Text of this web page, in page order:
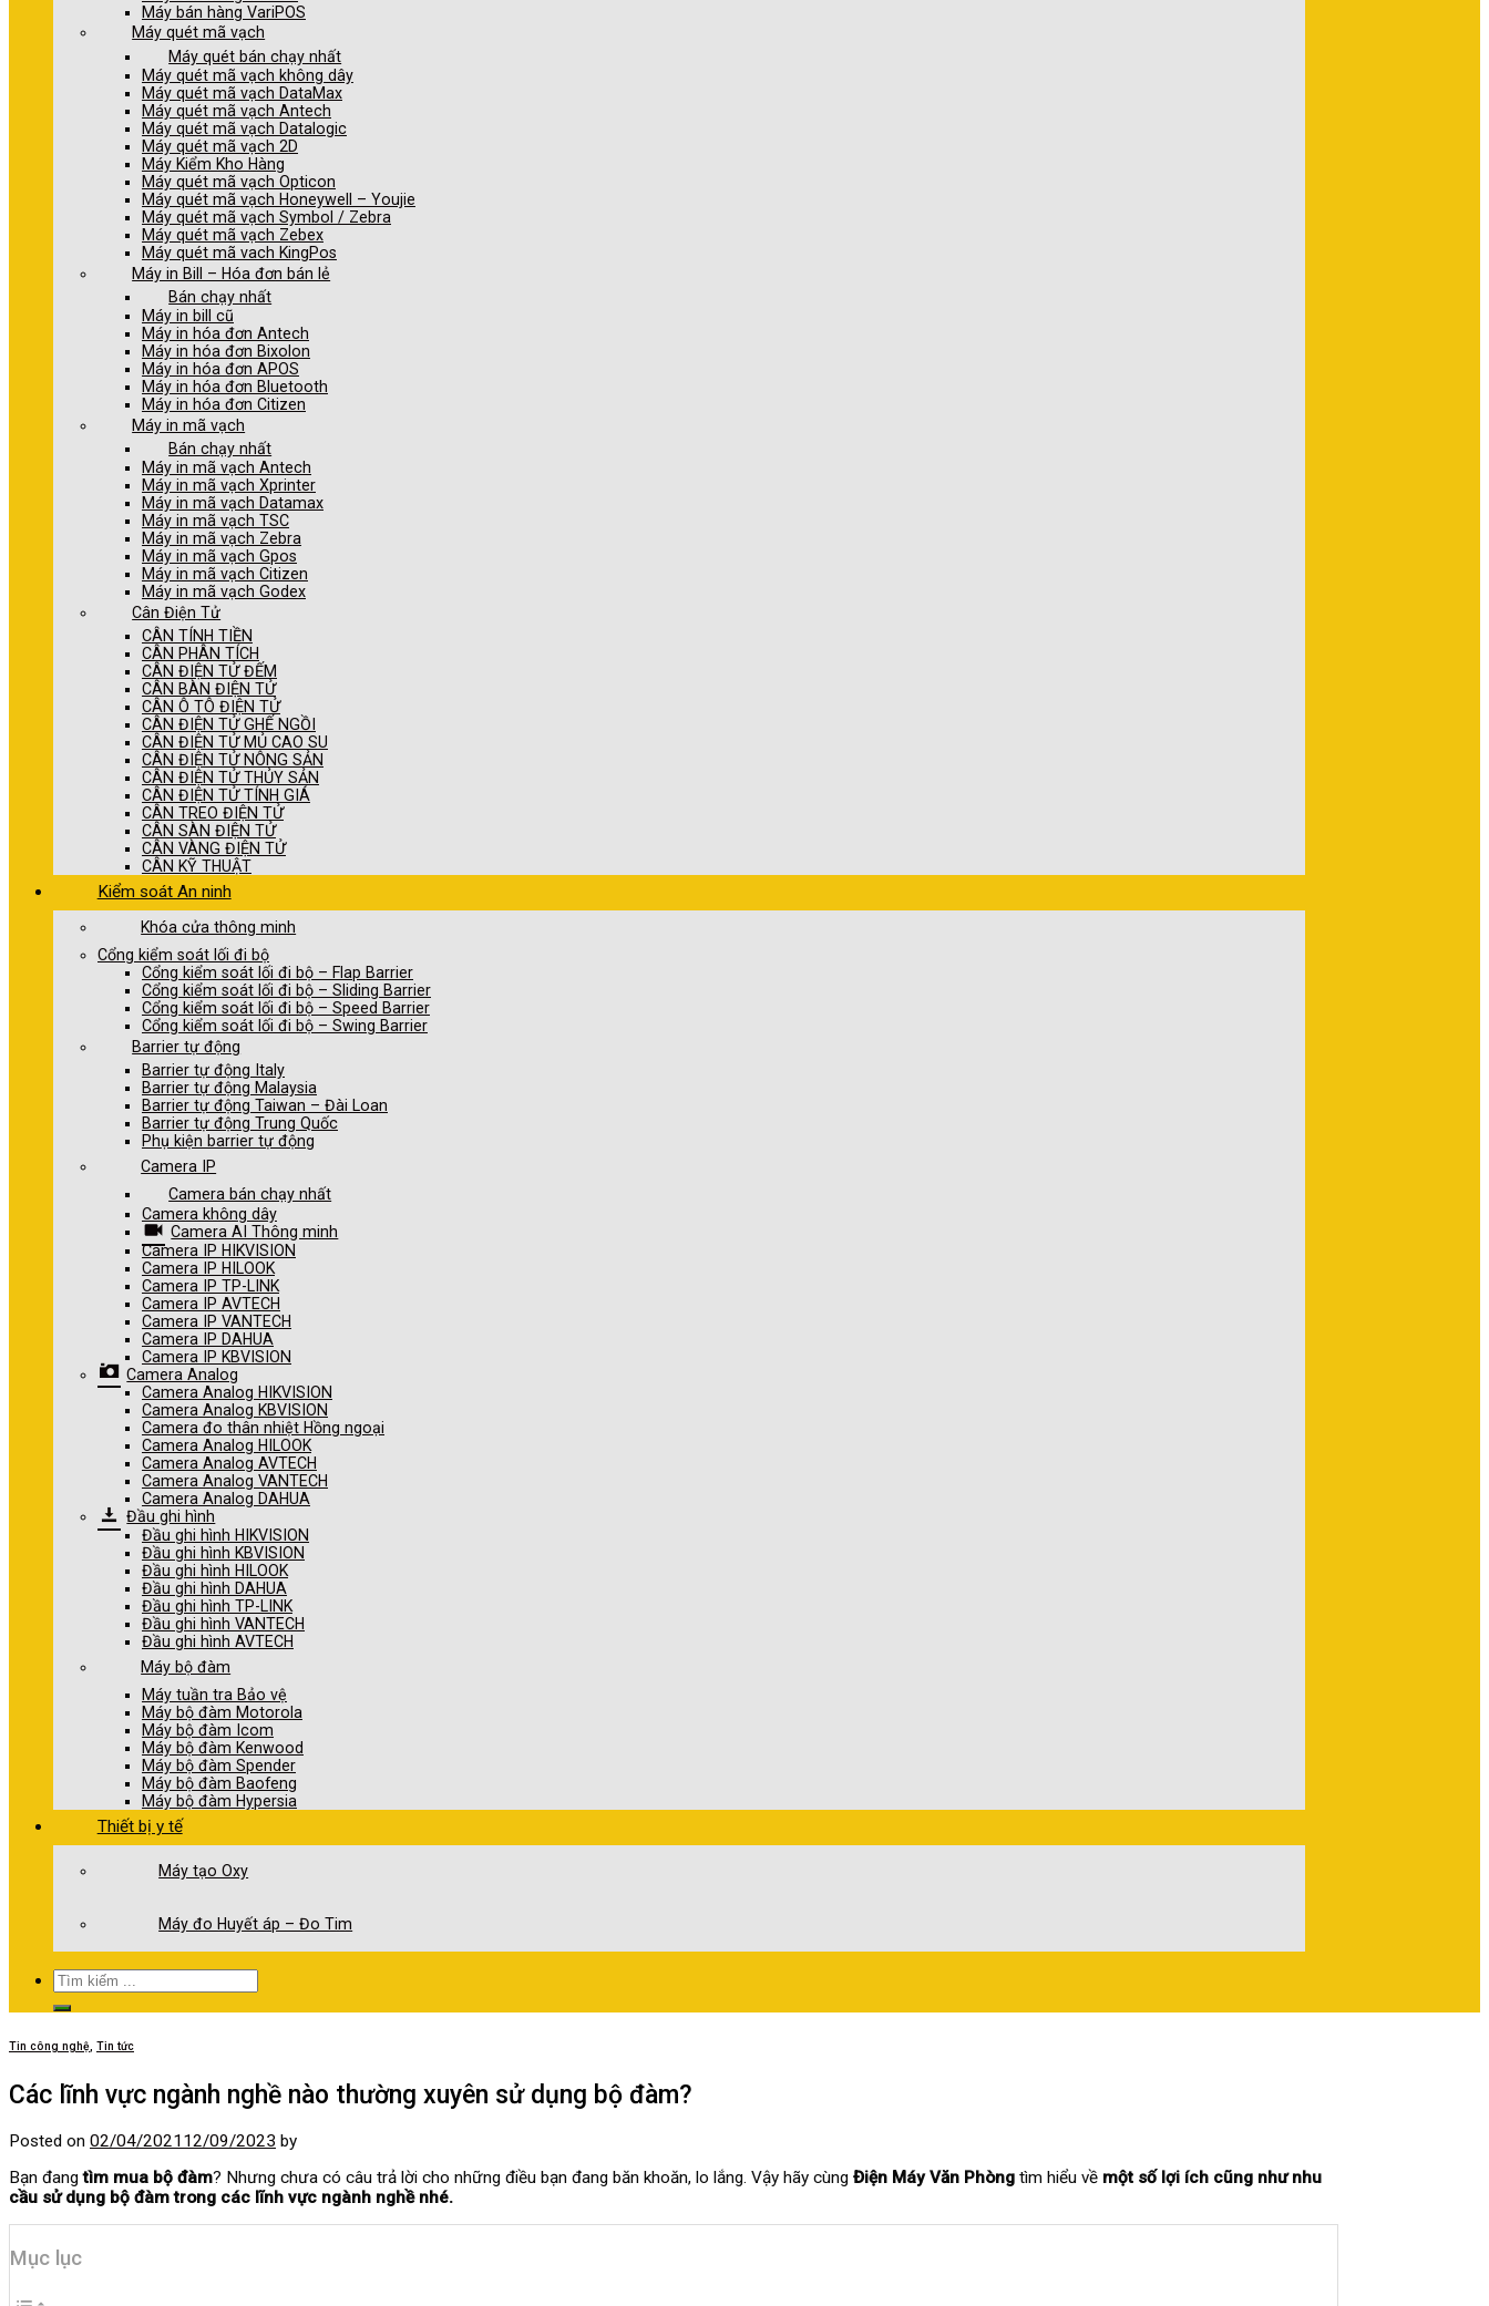
Máy bán hàng VariPOS
Máy quét mã vạch
Máy quét bán chạy nhất
Máy quét mã vạch không dây
Máy quét mã vạch DataMax
Máy quét mã vạch Antech
Máy quét mã vạch Datalogic
Máy quét mã vạch 2D
Máy Kiểm Kho Hàng
Máy quét mã vạch Opticon
Máy quét mã vạch Honeywell – Youjie
Máy quét mã vạch Symbol / Zebra
Máy quét mã vạch Zebex
Máy quét mã vach KingPos
Máy in Bill – Hóa đơn bán lẻ
Bán chạy nhất
Máy in bill cũ
Máy in hóa đơn Antech
Máy in hóa đơn Bixolon
Máy in hóa đơn APOS
Máy in hóa đơn Bluetooth
Máy in hóa đơn Citizen
Máy in mã vạch
Bán chạy nhất
Máy in mã vạch Antech
Máy in mã vạch Xprinter
Máy in mã vạch Datamax
Máy in mã vạch TSC
Máy in mã vạch Zebra
Máy in mã vạch Gpos
Máy in mã vạch Citizen
Máy in mã vạch Godex
Cân Điện Tử
CÂN TÍNH TIỀN
CÂN PHÂN TÍCH
CÂN ĐIỆN TỬ ĐẾM
CÂN BÀN ĐIỆN TỬ
CÂN Ô TÔ ĐIỆN TỬ
CÂN ĐIỆN TỬ GHẾ NGỒI
CÂN ĐIỆN TỬ MỦ CAO SU
CÂN ĐIỆN TỬ NÔNG SẢN
CÂN ĐIỆN TỬ THỦY SẢN
CÂN ĐIỆN TỬ TÍNH GIÁ
CÂN TREO ĐIỆN TỬ
CÂN SÀN ĐIỆN TỬ
CÂN VÀNG ĐIỆN TỬ
CÂN KỸ THUẬT
Kiểm soát An ninh
Khóa cửa thông minh
Cổng kiểm soát lối đi bộ
Cổng kiểm soát lối đi bộ – Flap Barrier
Cổng kiểm soát lối đi bộ – Sliding Barrier
Cổng kiểm soát lối đi bộ – Speed Barrier
Cổng kiểm soát lối đi bộ – Swing Barrier
Barrier tự động
Barrier tự động Italy
Barrier tự động Malaysia
Barrier tự động Taiwan – Đài Loan
Barrier tự động Trung Quốc
Phụ kiện barrier tự động
Camera IP
Camera bán chạy nhất
Camera không dây
Camera AI Thông minh
Camera IP HIKVISION
Camera IP HILOOK
Camera IP TP-LINK
Camera IP AVTECH
Camera IP VANTECH
Camera IP DAHUA
Camera IP KBVISION
Camera Analog
Camera Analog HIKVISION
Camera Analog KBVISION
Camera đo thân nhiệt Hồng ngoại
Camera Analog HILOOK
Camera Analog AVTECH
Camera Analog VANTECH
Camera Analog DAHUA
Đầu ghi hình
Đầu ghi hình HIKVISION
Đầu ghi hình KBVISION
Đầu ghi hình HILOOK
Đầu ghi hình DAHUA
Đầu ghi hình TP-LINK
Đầu ghi hình VANTECH
Đầu ghi hình AVTECH
Máy bộ đàm
Máy tuần tra Bảo vệ
Máy bộ đàm Motorola
Máy bộ đàm Icom
Máy bộ đàm Kenwood
Máy bộ đàm Spender
Máy bộ đàm Baofeng
Máy bộ đàm Hypersia
Thiết bị y tế
Máy tạo Oxy
Máy đo Huyết áp – Đo Tim
Tìm
kiếm:
Tin công nghệ, Tin tức
Các lĩnh vực ngành nghề nào thường xuyên sử dụng bộ đàm?
Posted on 02/04/202112/09/2023 by
Bạn đangtìm mua bộ đàm? Nhưng chưa có câu trả lời cho những điều bạn đang băn khoăn, lo lắng. Vậy hãy cùng Điện Máy Văn Phòng tìm hiểu về một số lợi ích cũng như nhu
cầu sử dụng bộ đàm trong các lĩnh vực ngành nghề nhé.
Mục lục